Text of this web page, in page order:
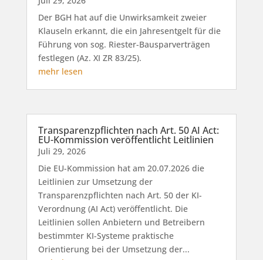
Der BGH hat auf die Unwirksamkeit zweier
Klauseln erkannt, die ein Jahresentgelt für die
Führung von sog. Riester-Bausparverträgen
festlegen (Az. XI ZR 83/25).
mehr lesen
Transparenzpflichten nach Art. 50 AI Act:
EU-Kommission veröffentlicht Leitlinien
Juli 29, 2026
Die EU-Kommission hat am 20.07.2026 die
Leitlinien zur Umsetzung der
Transparenzpflichten nach Art. 50 der KI-
Verordnung (AI Act) veröffentlicht. Die
Leitlinien sollen Anbietern und Betreibern
bestimmter KI-Systeme praktische
Orientierung bei der Umsetzung der...